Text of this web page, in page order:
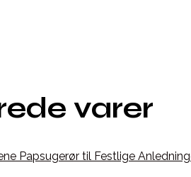
varer